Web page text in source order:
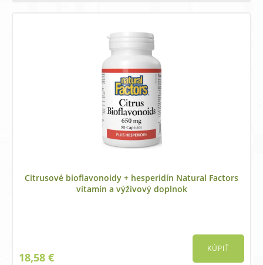
Citrusové bioflavonoidy + hesperidín Natural Factors
vitamín a výživový doplnok
18,58 €
KÚPIŤ